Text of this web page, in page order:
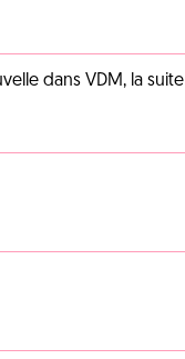
dans VDM, la suite